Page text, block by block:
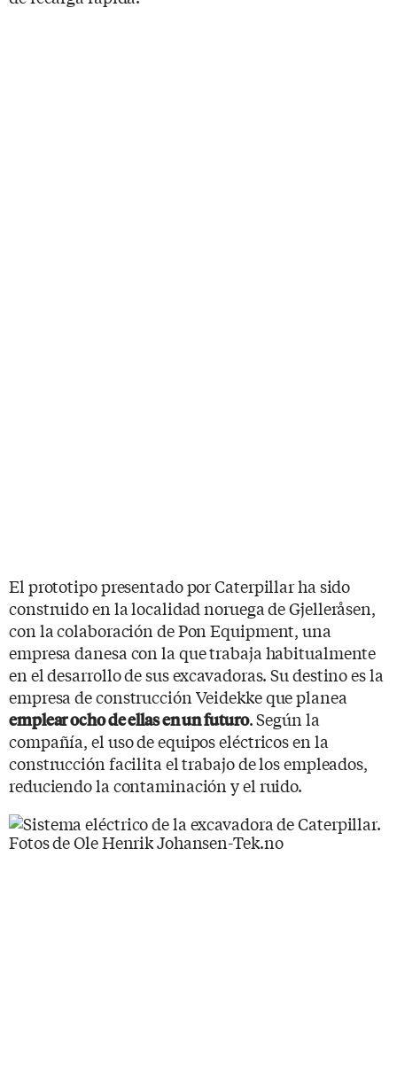
El prototipo presentado por Caterpillar ha sido
construido en la localidad noruega de Gjelleråsen,
con la colaboración de Pon Equipment, una
empresa danesa con la que trabaja habitualmente
en el desarrollo de sus excavadoras. Su destino es la
empresa de construcción Veidekke que planea
emplear ocho de ellas en un futuro. Según la
compañía, el uso de equipos eléctricos en la
construcción facilita el trabajo de los empleados,
reduciendo la contaminación y el ruido.